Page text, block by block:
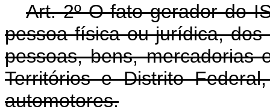
Art. 2º O fato gerador do
pessoa física ou jurídica,
pessoas, bens, mercadorias
Territórios e Distrito
automotores.